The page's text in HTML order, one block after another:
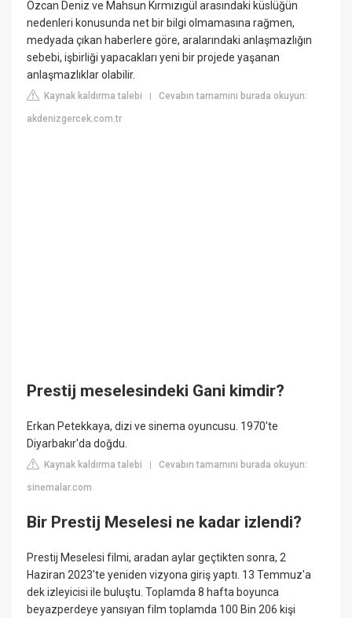
Özcan Deniz ve Mahsun Kırmızıgül arasındaki küslüğün
nedenleri konusunda net bir bilgi olmamasına rağmen,
medyada çıkan haberlere göre, aralarındaki anlaşmazlığın
sebebi, işbirliği yapacakları yeni bir projede yaşanan
anlaşmazlıklar olabilir.
Kaynak kaldırma talebi |Cevabın tamamını burada okuyun:
akdenizgercek.com.tr
Prestij meselesindeki Gani kimdir?
Erkan Petekkaya, dizi ve sinema oyuncusu. 1970'te
Diyarbakır'da doğdu.
Kaynak kaldırma talebi |Cevabın tamamını burada okuyun:
sinemalar.com
Bir Prestij Meselesi ne kadar izlendi?
Prestij Meselesi filmi, aradan aylar geçtikten sonra, 2
Haziran 2023'te yeniden vizyona giriş yaptı. 13 Temmuz'a
dek izleyicisi ile buluştu. Toplamda 8 hafta boyunca
beyazperdeye yansıyan film toplamda 100 Bin 206 kişi